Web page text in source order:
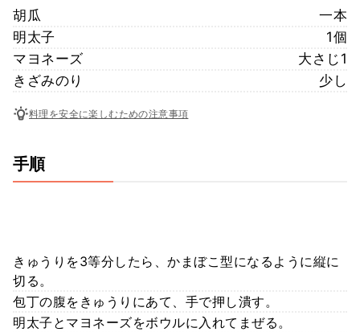
胡瓜
一本
明太子
1個
マヨネーズ
大さじ1
きざみのり
少し
料理を安全に楽しむための注意事項
手順
きゅうりを3等分したら、かまぼこ型になるように縦に
切る。
包丁の腹をきゅうりにあて、手で押し潰す。
明太子とマヨネーズをボウルに入れてまぜる。